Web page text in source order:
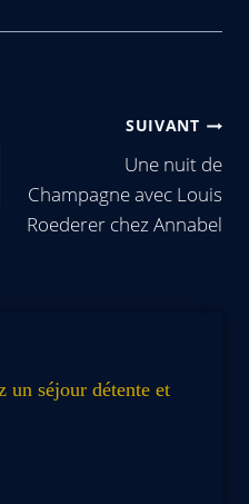
SUIVANT
Une nuit de
Champagne avec Louis
Roederer chez Annabel
un séjour détente et